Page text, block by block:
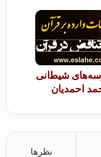
شیطانی
احمدیان
نظرها